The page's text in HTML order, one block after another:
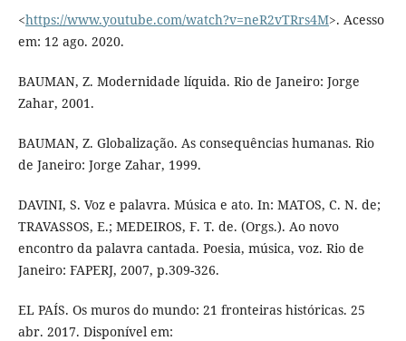
<https://www.youtube.com/watch?v=neR2vTRrs4M>. Acesso
em: 12 ago. 2020.
BAUMAN, Z. Modernidade líquida. Rio de Janeiro: Jorge
Zahar, 2001.
BAUMAN, Z. Globalização. As consequências humanas. Rio
de Janeiro: Jorge Zahar, 1999.
DAVINI, S. Voz e palavra. Música e ato. In: MATOS, C. N. de;
TRAVASSOS, E.; MEDEIROS, F. T. de. (Orgs.). Ao novo
encontro da palavra cantada. Poesia, música, voz. Rio de
Janeiro: FAPERJ, 2007, p.309-326.
EL PAÍS. Os muros do mundo: 21 fronteiras históricas. 25
abr. 2017. Disponível em: